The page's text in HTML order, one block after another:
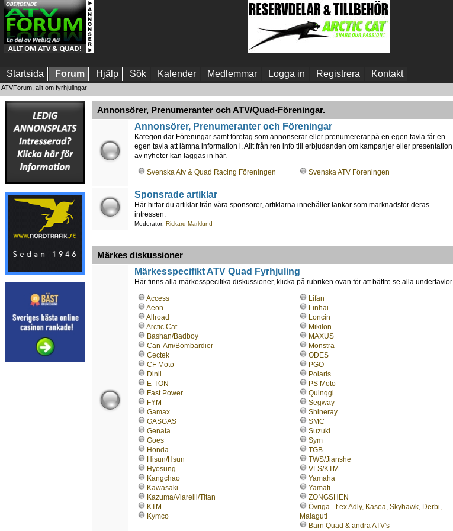
Startsida Forum Hjälp Sök Kalender Medlemmar Logga in Registrera Kontakt
ATVForum, allt om fyrhjulingar
Annonsörer, Prenumeranter och ATV/Quad-Föreningar.
Annonsörer, Prenumeranter och Föreningar
Kategori där Föreningar samt företag som annonserar eller prenumererar på en egen tavla får en
egen tavla att lämna information i. Allt från ren info till erbjudanden om kampanjer eller presentation
av nyheter kan läggas in här.
Svenska Atv & Quad Racing Föreningen Svenska ATV Föreningen
Sponsrade artiklar
Här hittar du artiklar från våra sponsorer, artiklarna innehåller länkar som marknadsför deras
intressen.
Moderator: Rickard Marklund
Märkes diskussioner
Märkesspecifikt ATV Quad Fyrhjuling
Här finns alla märkesspecifika diskussioner, klicka på rubriken ovan för att bättre se alla undertavlor.
Access
Aeon
Allroad
Arctic Cat
Bashan/Badboy
Can-Am/Bombardier
Cectek
CF Moto
Dinli
E-TON
Fast Power
FYM
Gamax
GASGAS
Genata
Goes
Honda
Hisun/Hsun
Hyosung
Kangchao
Kawasaki
Kazuma/Viarelli/Titan
KTM
Kymco
Lifan
Linhai
Loncin
Mikilon
MAXUS
Monstra
ODES
PGO
Polaris
PS Moto
Quinqgi
Segway
Shineray
SMC
Suzuki
Sym
TGB
TWS/Jianshe
VLS/KTM
Yamaha
Yamati
ZONGSHEN
Övriga - t.ex Adly, Kasea, Skyhawk, Derbi,
Malaguti
Barn Quad & andra ATV's